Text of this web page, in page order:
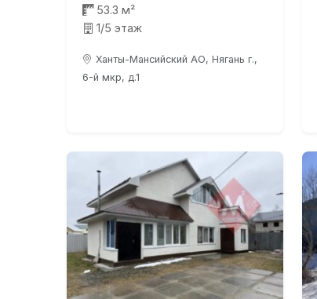
53.3 м²
1/5 этаж
Ханты-Мансийский АО, Нягань г.,
6-й мкр, д.1